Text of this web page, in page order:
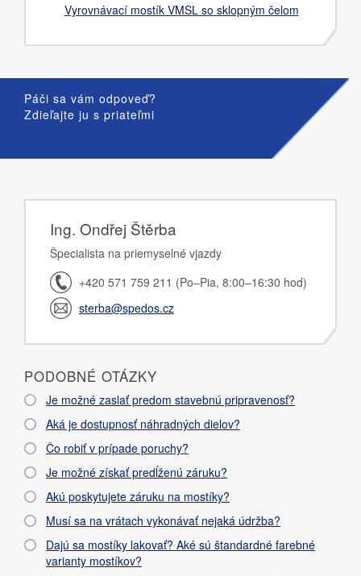
Vyrovnávací mostík VMSL so sklopným čelom
Páči sa vám odpoveď?
Zdieľajte ju s priateľmi
Ing. Ondřej Štěrba
Špecialista na priemyselné vjazdy
+420 571 759 211 (Po–Pia, 8:00–16:30 hod)
sterba@spedos.cz
PODOBNÉ OTÁZKY
Je možné zaslať predom stavebnú pripravenosť?
Aká je dostupnosť náhradných dielov?
Čo robiť v prípade poruchy?
Je možné získať predĺženú záruku?
Akú poskytujete záruku na mostíky?
Musí sa na vrátach vykonávať nejaká údržba?
Dajú sa mostíky lakovať? Aké sú štandardné farebné
varianty mostíkov?